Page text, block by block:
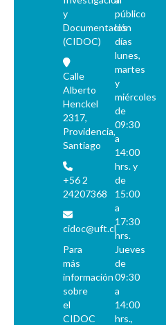
y
Documentación
(CIDOC)
Calle
Alberto
Henckel
2317,
Providencia,
Santiago
+56 2
24207368
cidoc@uft.cl
Para
más
información
sobre
el
CIDOC
público
los
días
lunes,
martes
y
miércoles
de
09:30
a
14:00
hrs. y
de
15:00
a
17:30
hrs.
Jueves
de
09:30
a
14:00
hrs.,